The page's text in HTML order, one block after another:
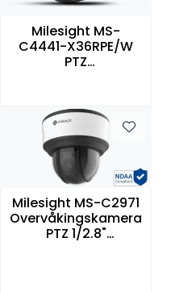
Milesight MS-
C4441-X36RPE/W
PTZ
zoom
Milesight MS-C2971
Overvåkingskamera
PTZ 1/2.8"